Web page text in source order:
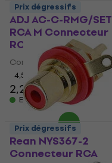
ADJ AC-C-RMG/SET
RCA M Connecteur
RCA
Connecteur RCA
4,5 /5
2,29 €
En stock
Prix dégressifs
Rean NYS367-2
Connecteur RCA
Prix dégressifs